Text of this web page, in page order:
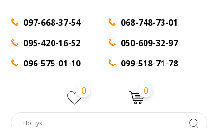
097-668-37-54
095-420-16-52
096-575-01-10
068-748-73-01
050-609-32-97
099-518-71-78
0 0